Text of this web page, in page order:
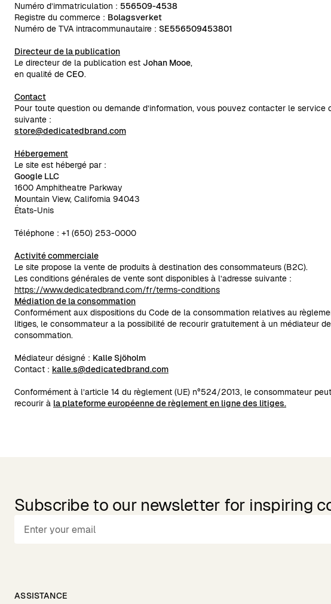
Numéro d’immatriculation : 556509-4538
Registre du commerce : Bolagsverket
Numéro de TVA intracommunautaire : SE556509453801
Directeur de la publication
Le directeur de la publication est Johan Mooe,
en qualité de CEO.
Contact
Pour toute question ou demande d’information, vous pouvez contacter le service
suivante :
store@dedicatedbrand.com
Hébergement
Le site est hébergé par :
Google LLC
1600 Amphitheatre Parkway
Mountain View, California 94043
États-Unis
Téléphone : +1 (650) 253-0000
Activité commerciale
Le site propose la vente de produits à destination des consommateurs (B2C).
Les conditions générales de vente sont disponibles à l’adresse suivante :
https://www.dedicatedbrand.com/fr/terms-conditions
Médiation de la consommation
Conformément aux dispositions du Code de la consommation relatives au
litiges, le consommateur a la possibilité de recourir gratuitement à un médiateur
consommation.
Médiateur désigné : Kalle Sjöholm
Contact : kalle.s@dedicatedbrand.com
Conformément à l’article 14 du règlement (UE) n°524/2013, le consommateur
recourir à la plateforme européenne de règlement en ligne des litiges.
Subscribe to our newsletter for inspiring
ASSISTANCE